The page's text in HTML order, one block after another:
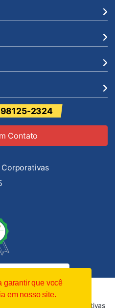
garantir que você
em nosso site.
2324
Contato
- Soluções Corporativas